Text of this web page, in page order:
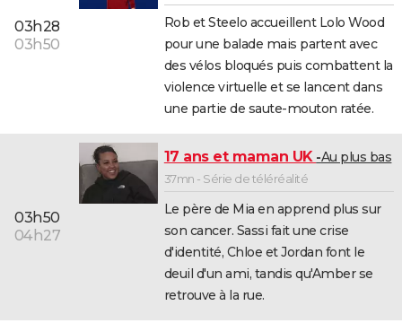
03h28
03h50
Rob et Steelo accueillent Lolo Wood
pour une balade mais partent avec
des vélos bloqués puis combattent la
violence virtuelle et se lancent dans
une partie de saute-mouton ratée.
03h50
04h27
17 ans et maman UK Au plus bas
37mn - Série de téléréalité
Le père de Mia en apprend plus sur
son cancer. Sassi fait une crise
d'identité, Chloe et Jordan font le
deuil d'un ami, tandis qu'Amber se
retrouve à la rue.